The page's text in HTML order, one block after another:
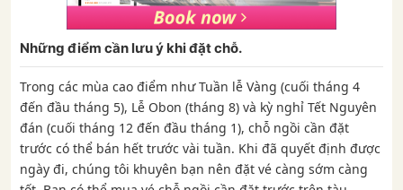
Những điểm cần lưu ý khi đặt chỗ.
Trong các mùa cao điểm như Tuần lễ Vàng (cuối tháng 4
đến đầu tháng 5), Lễ Obon (tháng 8) và kỳ nghỉ Tết Nguyên
đán (cuối tháng 12 đến đầu tháng 1), chỗ ngồi cần đặt
trước có thể bán hết trước vài tuần. Khi đã quyết định được
ngày đi, chúng tôi khuyên bạn nên đặt vé càng sớm càng